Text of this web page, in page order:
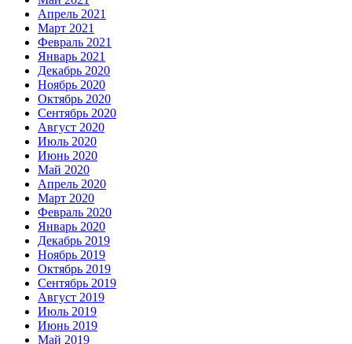
Апрель 2021
Март 2021
Февраль 2021
Январь 2021
Декабрь 2020
Ноябрь 2020
Октябрь 2020
Сентябрь 2020
Август 2020
Июль 2020
Июнь 2020
Май 2020
Апрель 2020
Март 2020
Февраль 2020
Январь 2020
Декабрь 2019
Ноябрь 2019
Октябрь 2019
Сентябрь 2019
Август 2019
Июль 2019
Июнь 2019
Май 2019